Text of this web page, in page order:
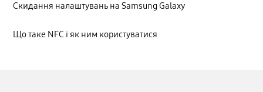
Cкидання налаштувань на Samsung Galaxy
Що таке NFC і як ним користуватися